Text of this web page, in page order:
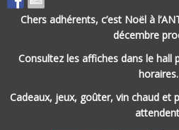
Chers adhérents, c’est Noël à
décembre
Consultez les affiches dans le
horaires.
Cadeaux, jeux, goûter, vin chaud et